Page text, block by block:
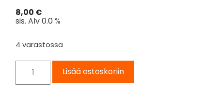
8,00 €
sis. Alv 0.0 %
4 varastossa
Lisää ostoskoriin